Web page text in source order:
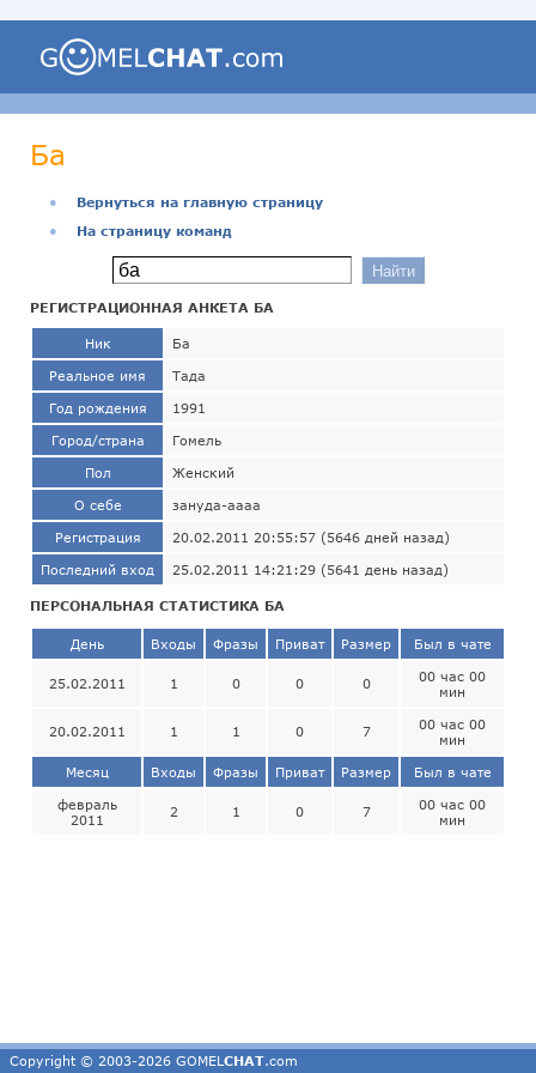
Ба
●
Вернуться на главную страницу
●
На страницу команд
РЕГИСТРАЦИОННАЯ АНКЕТА БА
Ник Ба
Реальное имя Тада
Год рождения 1991
Город/страна Гомель
Пол Женский
О себе зануда-аааа
Регистрация 20.02.2011 20:55:57 (5646 дней назад)
Последний вход 25.02.2011 14:21:29 (5641 день назад)
ПЕРСОНАЛЬНАЯ СТАТИСТИКА БА
День Входы Фразы Приват Размер Был в чате
25.02.2011 1 0 0 0
00 час 00
мин
20.02.2011 1 1 0 7
00 час 00
мин
Месяц Входы Фразы Приват Размер Был в чате
февраль
2011
2 1 0 7
00 час 00
мин
Copyright © 2003-2026 GOMEL CHAT.com